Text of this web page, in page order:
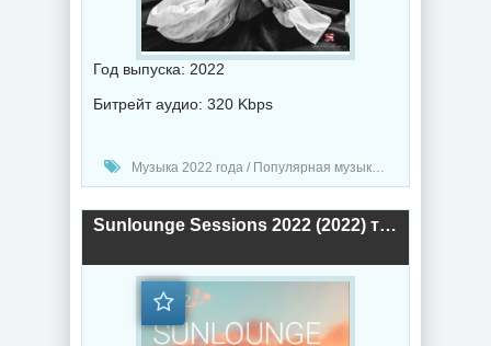
Год выпуска: 2022
Битрейт аудио: 320 Kbps
Музыка 2022 года / Популярная музыка / Диско музыка / Музыка VA
Sunlounge Sessions 2022 (2022) торрент